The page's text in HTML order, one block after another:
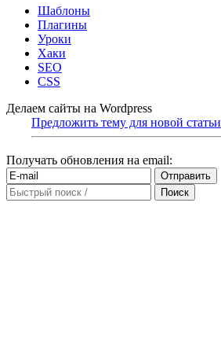
Шаблоны
Плагины
Уроки
Хаки
SEO
CSS
Делаем сайты на Wordpress
Предложить тему для новой статьи
Получать обновления на email: